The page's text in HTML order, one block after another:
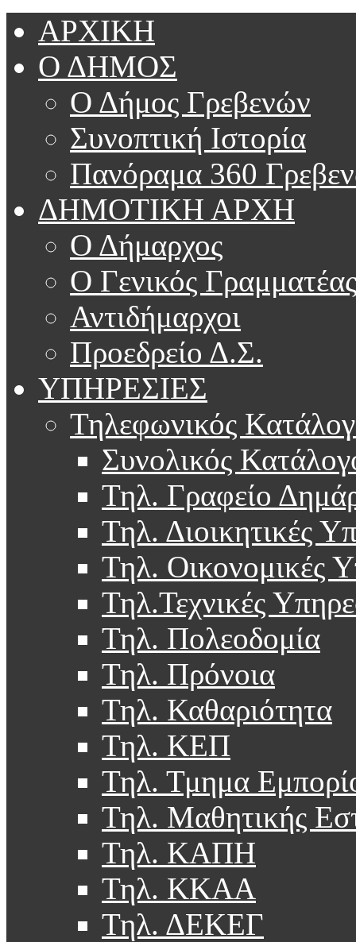
ΑΡΧΙΚΗ
Ο ΔΗΜΟΣ
Ο Δήμος Γρεβενών
Συνοπτική Ιστορία
Πανόραμα 360
ΔΗΜΟΤΙΚΗ ΑΡΧΗ
Ο Δήμαρχος
Ο Γενικός Γραμματέας
Αντιδήμαρχοι
Προεδρείο Δ.Σ.
ΥΠΗΡΕΣΙΕΣ
Τηλεφωνικός
Συνολικός
Τηλ. Γραφείο
Τηλ. Διοικητικές
Τηλ. Οικονομικές
Τηλ.Τεχνικές
Τηλ. Πολεοδομία
Τηλ. Πρόνοια
Τηλ. Καθαριότητα
Τηλ. ΚΕΠ
Τηλ. Τμημα
Τηλ. Μαθητικής
Τηλ. ΚΑΠΗ
Τηλ. ΚΚΑΑ
Τηλ. ΔΕΚΕΓ